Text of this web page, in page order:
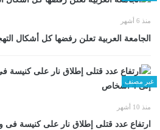
منذ 6 أشهر
الجامعة العربية تعلن رفضها كل أشكال
غير مصنف
منذ 10 أشهر